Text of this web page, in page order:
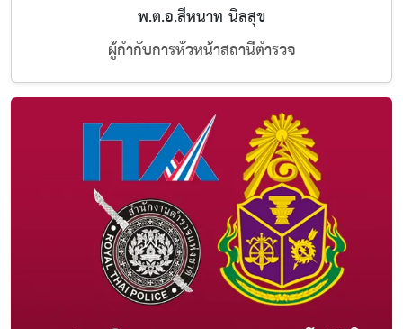
พ.ต.อ.สีหนาท นิลสุข
ผู้กำกับการหัวหน้าสถานีตำรวจ